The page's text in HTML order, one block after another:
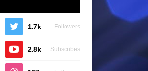
1.7k Followers
2.8k Subscribes